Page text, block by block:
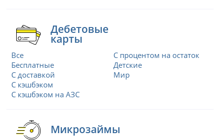
Дебетовые
карты
Все
Бесплатные
С доставкой
С кэшбэком
С кэшбэком на АЗС
С процентом на остаток
Детские
Мир
Микрозаймы